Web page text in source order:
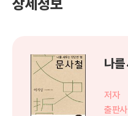
상세정보
저자
출판사